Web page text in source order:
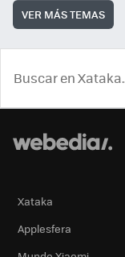
VER MÁS TEMAS
Xataka
Applesfera